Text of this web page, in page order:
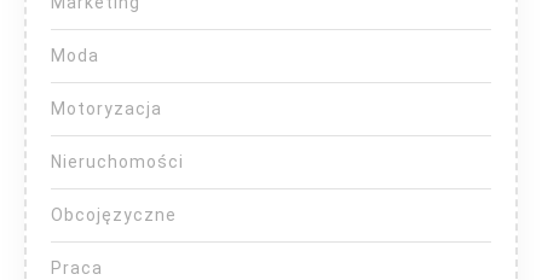
Moda
Motoryzacja
Nieruchomości
Obcojęzyczne
Praca